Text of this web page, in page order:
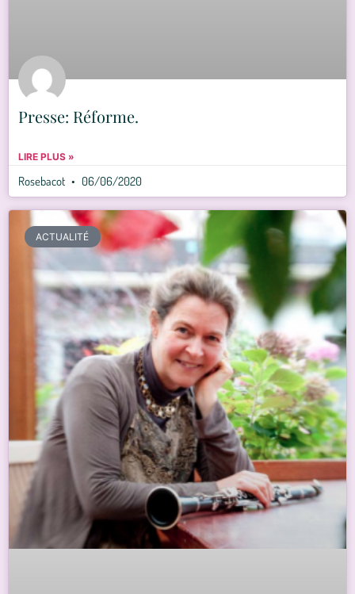
Presse: Réforme.
LIRE PLUS »
Rosebacot 06/06/2020
ACTUALITÉ